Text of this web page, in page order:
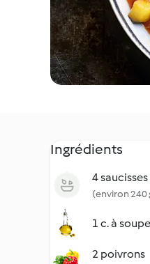
Ingrédients
4
(environ 240
1 c. à
2 poivrons